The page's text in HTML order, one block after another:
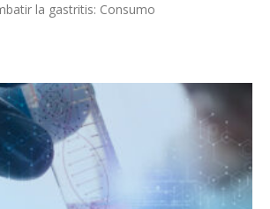
la gastritis: Consumo